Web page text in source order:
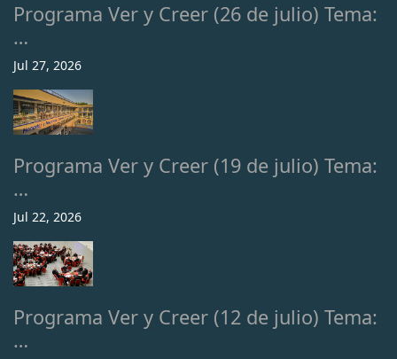
Programa Ver y Creer (26 de julio) Tema:
…
Jul 27, 2026
Programa Ver y Creer (19 de julio) Tema:
…
Jul 22, 2026
Programa Ver y Creer (12 de julio) Tema:
…